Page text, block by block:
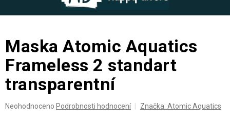
Maska Atomic Aquatics
Frameless 2 standart
transparentní
Průměrné
Neohodnoceno Podrobnosti hodnocení Značka: Atomic Aquatics